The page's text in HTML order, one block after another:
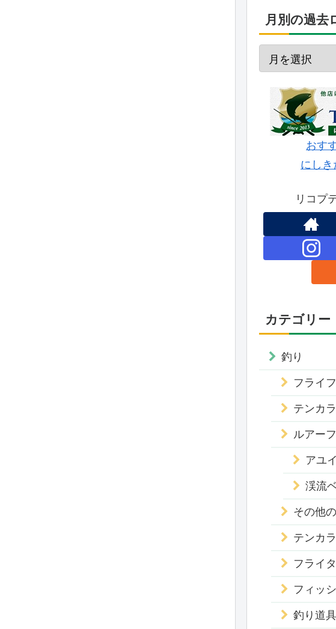
月別の過去
おす
にし
リコプ
カテゴリー
釣り
フライ
テンカ
ルアー
アユ
渓流
その他
テンカ
フライ
フィッ
釣り道具